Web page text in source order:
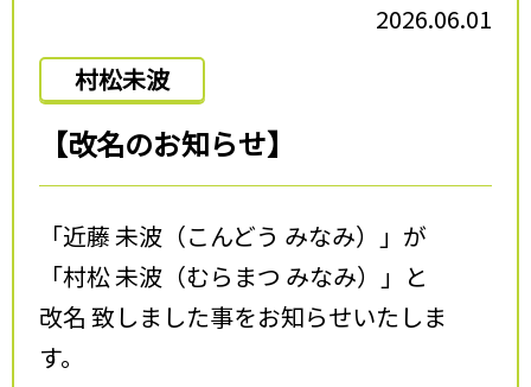
2026.06.01
村松未波
【改名のお知らせ】
「近藤 未波（こんどう みなみ）」が
「村松 未波（むらまつ みなみ）」と
改名 致しました事をお知らせいたしま
す。